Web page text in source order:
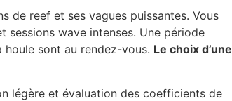
de reef et ses vagues puissantes. Vous
wave intenses. Une période
sont au rendez-vous. Le choix d’une
légère et évaluation des coefficients de